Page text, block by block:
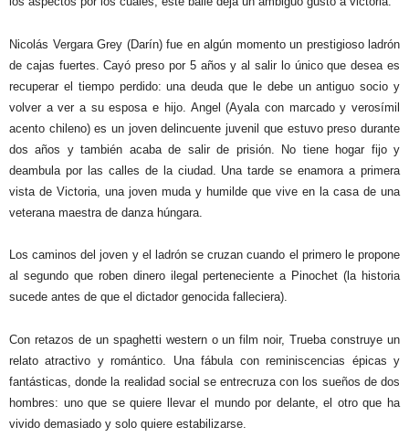
Nicolás Vergara Grey (Darín) fue en algún momento un prestigioso ladrón
de cajas fuertes. Cayó preso por 5 años y al salir lo único que desea es
recuperar el tiempo perdido: una deuda que le debe un antiguo socio y
volver a ver a su esposa e hijo. Angel (Ayala con marcado y verosímil
acento chileno) es un joven delincuente juvenil que estuvo preso durante
dos años y también acaba de salir de prisión. No tiene hogar fijo y
deambula por las calles de la ciudad. Una tarde se enamora a primera
vista de Victoria, una joven muda y humilde que vive en la casa de una
veterana maestra de danza húngara.
Los caminos del joven y el ladrón se cruzan cuando el primero le propone
al segundo que roben dinero ilegal perteneciente a Pinochet (la historia
sucede antes de que el dictador genocida falleciera).
Con retazos de un spaghetti western o un film noir, Trueba construye un
relato atractivo y romántico. Una fábula con reminiscencias épicas y
fantásticas, donde la realidad social se entrecruza con los sueños de dos
hombres: uno que se quiere llevar el mundo por delante, el otro que ha
vivido demasiado y solo quiere estabilizarse.